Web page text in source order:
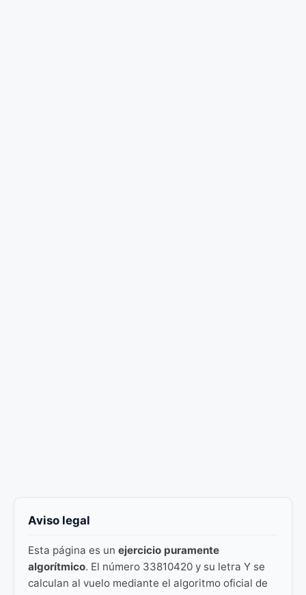
Aviso legal
Esta página es un ejercicio puramente
algorítmico. El número 33810420 y su letra Y se
calculan al vuelo mediante el algoritmo oficial de